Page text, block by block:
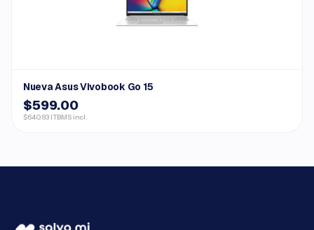
Nueva Asus Vivobook Go 15
$599.00
$640.93 ITBMS incl.